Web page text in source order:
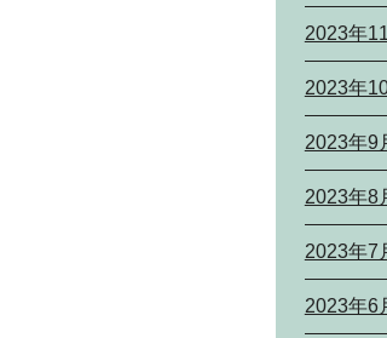
2023年
2023年
2023年9
2023年8
2023年7
2023年6